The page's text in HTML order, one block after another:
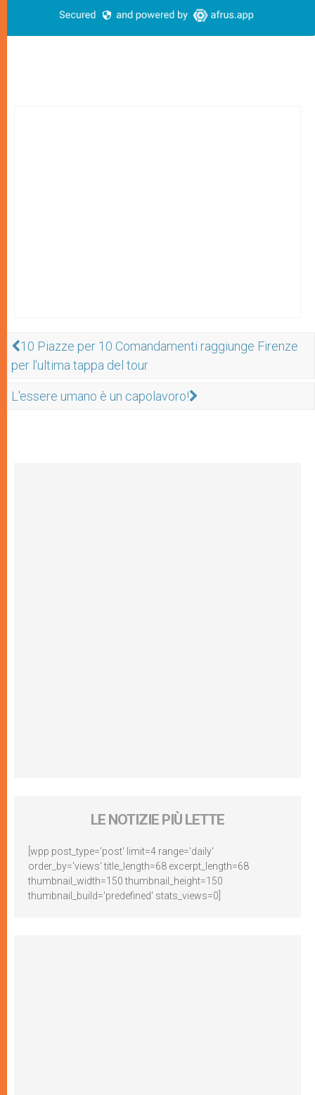
10 Piazze per 10 Comandamenti raggiunge Firenze
per l'ultima tappa del tour
L'essere umano è un capolavoro!
LE NOTIZIE PIÙ LETTE
[wpp post_type='post' limit=4 range='daily'
order_by='views' title_length=68 excerpt_length=68
thumbnail_width=150 thumbnail_height=150
thumbnail_build='predefined' stats_views=0]